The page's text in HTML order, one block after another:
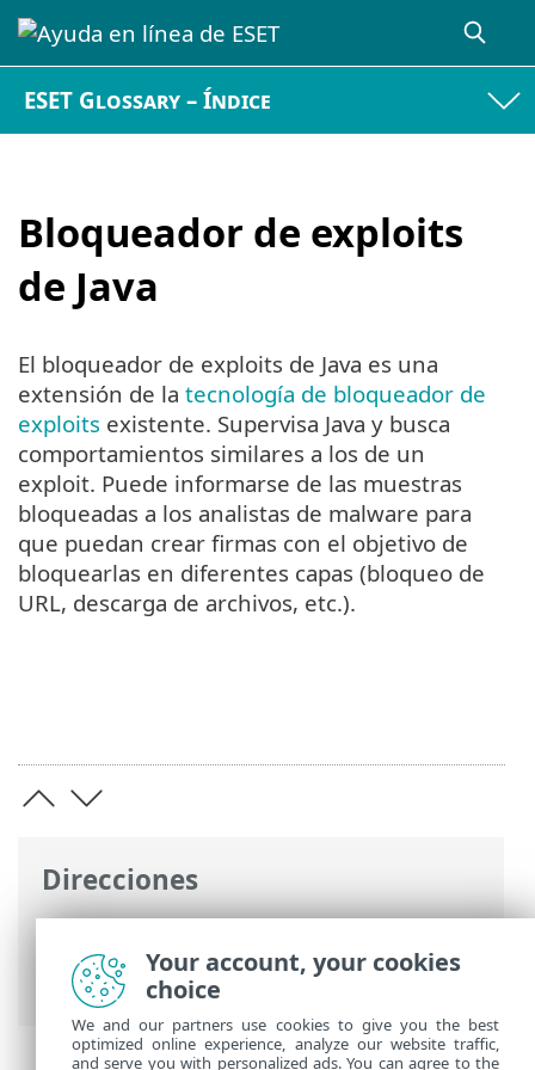
ESET Glossary – Índice
Bloqueador de exploits
de Java
Direcciones
Ayuda en línea de ESET>ESET Glossary>
Tecnologías ESET > Bloqueador de
exploits de Java
El bloqueador de exploits de Java es una
extensión de la tecnología de bloqueador de
exploits existente. Supervisa Java y busca
comportamientos similares a los de un
exploit. Puede informarse de las muestras
bloqueadas a los analistas de malware para
que puedan crear firmas con el objetivo de
bloquearlas en diferentes capas (bloqueo de
URL, descarga de archivos, etc.).
Your account, your cookies
choice
We and our partners use cookies to give you the best
optimized online experience, analyze our website traffic,
and serve you with personalized ads. You can agree to the